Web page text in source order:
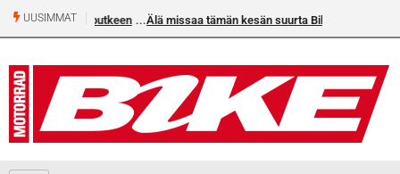
UUSIMMAT Älä missaa tämän kesän suurta Bike-numeroa!